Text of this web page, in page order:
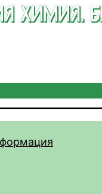
ХИМИЯ.